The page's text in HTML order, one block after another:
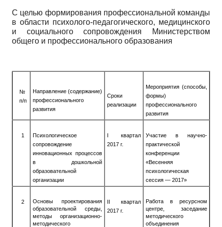
С целью формирования профессиональной команды
в области психолого-педагогического, медицинского
и социального сопровождения Министерством
общего и профессионального образования
№
п/п
Направление (содержание)
профессионального
развития
Сроки
реализации
Мероприятия (способы,
формы)
профессионального
развития
1
Психологическое
сопровождение
инновационных процессов
в дошкольной
образовательной
организации
I квартал
2017 г.
Участие в научно-
практической
конференции
«Весенняя
психологическая
сессия — 2017»
2
Основы проектирования
образовательной среды,
методы организационно-
методического
II квартал
2017 г.
Работа в ресурсном
центре, заседание
методического
объединения